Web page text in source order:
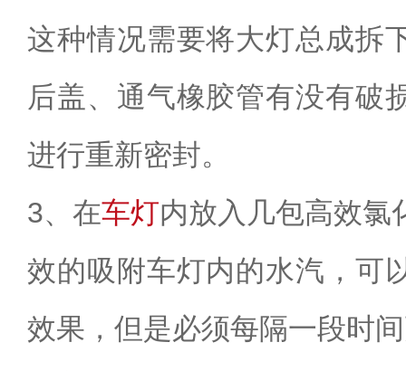
这种情况需要将大灯总成拆
后盖、通气橡胶管有没有破
进行重新密封。
3、在车灯内放入几包高效氯
效的吸附车灯内的水汽，可
效果，但是必须每隔一段时